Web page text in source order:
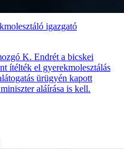
igazgató
K. Endrét a bicskei
ítélték el gyerekmolesztálás
ürügyén kapott
aláírása is kell.